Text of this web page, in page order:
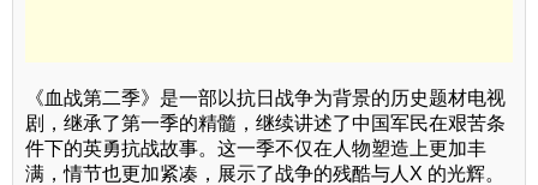
《血战第二季》是一部以抗日战争为背景的历史题材电视
剧，继承了第一季的精髓，继续讲述了中国军民在艰苦条
件下的英勇抗战故事。这一季不仅在人物塑造上更加丰
满，情节也更加紧凑，展示了战争的残酷与人X 的光辉。